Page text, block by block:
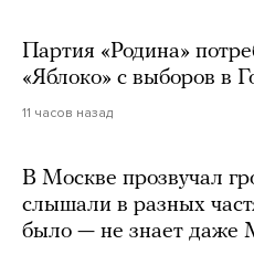
Партия «Родина»
«Яблоко» с выборов в
11 часов назад
В Москве прозвучал
слышали в разных
было — не знает